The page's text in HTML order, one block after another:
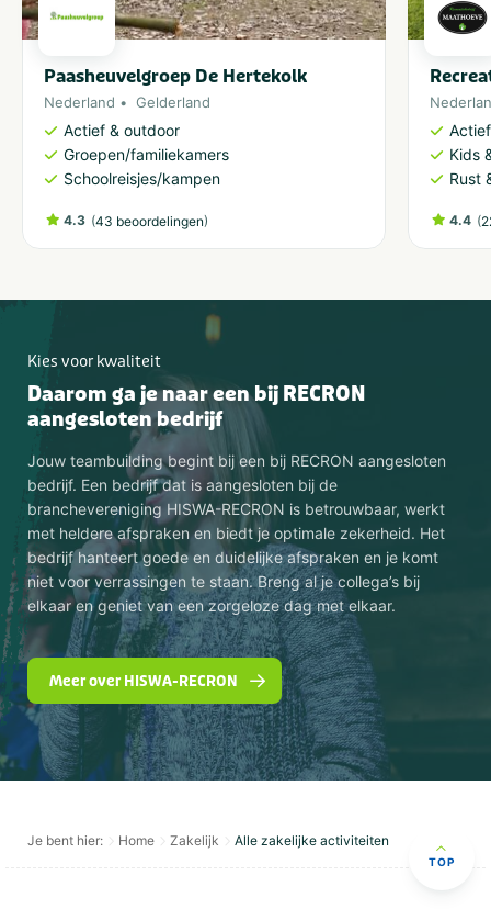
Paasheuvelgroep De Hertekolk
Nederland Gelderland
Actief & outdoor
Groepen/familiekamers
Schoolreisjes/kampen
4.3 (43 beoordelingen)
Kids
Rust
4.4 (
Kies voor kwaliteit
Daarom ga je naar een bij RECRON
aangesloten bedrijf
Jouw teambuilding begint bij een bij RECRON aangesloten
bedrijf. Een bedrijf dat is aangesloten bij de
branchevereniging HISWA-RECRON is betrouwbaar, werkt
met heldere afspraken en biedt je optimale zekerheid. Het
bedrijf hanteert goede en duidelijke afspraken en je komt
niet voor verrassingen te staan. Breng al je collega’s bij
elkaar en geniet van een zorgeloze dag met elkaar.
Meer over HISWA-RECRON
Je bent hier: Home Zakelijk Alle zakelijke activiteiten
TOP